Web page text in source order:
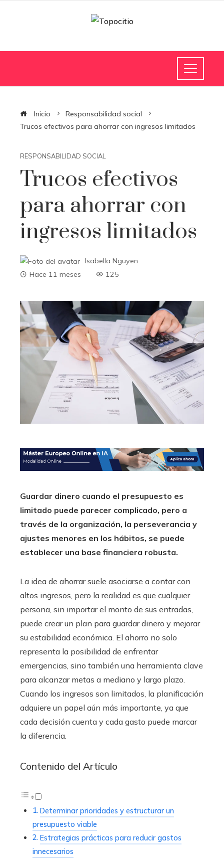
Inicio
Responsabilidad social
Trucos efectivos para ahorrar con ingresos limitados
RESPONSABILIDAD SOCIAL
Trucos efectivos
para ahorrar con
ingresos limitados
Isabella Nguyen
Hace 11 meses
125
Guardar dinero cuando el presupuesto es
limitado puede parecer complicado, pero a
través de la organización, la perseverancia y
ajustes menores en los hábitos, se puede
establecer una base financiera robusta.
La idea de ahorrar suele asociarse a contar con
altos ingresos, pero la realidad es que cualquier
persona, sin importar el monto de sus entradas,
puede crear un plan para guardar dinero y mejorar
su estabilidad económica. El ahorro no solo
representa la posibilidad de enfrentar
emergencias, sino también una herramienta clave
para alcanzar metas a mediano y largo plazo.
Cuando los ingresos son limitados, la planificación
adquiere un papel aún más importante, ya que
cada decisión cuenta y cada gasto puede marcar
la diferencia.
Contenido del Artículo
Determinar prioridades y estructurar un
presupuesto viable
Estrategias prácticas para reducir gastos
innecesarios